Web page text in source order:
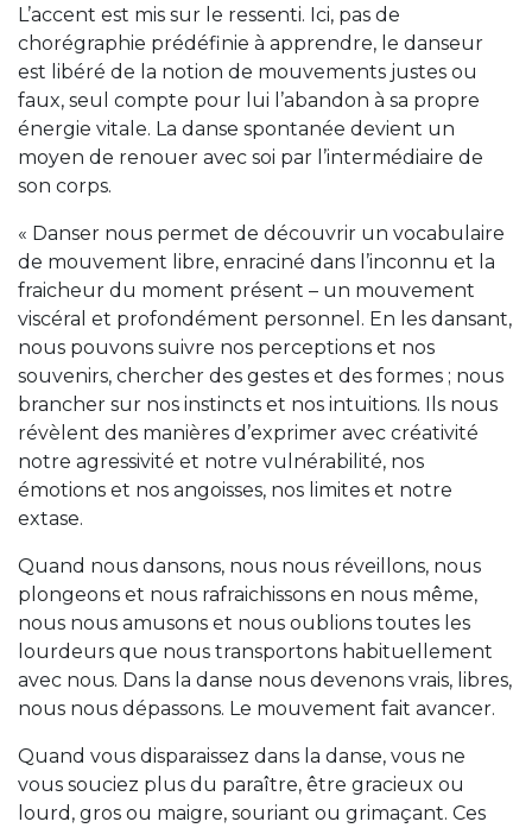
L’accent est mis sur le ressenti. Ici, pas de
chorégraphie prédéfinie à apprendre, le danseur
est libéré de la notion de mouvements justes ou
faux, seul compte pour lui l’abandon à sa propre
énergie vitale. La danse spontanée devient un
moyen de renouer avec soi par l’intermédiaire de
son corps.
« Danser nous permet de découvrir un vocabulaire
de mouvement libre, enraciné dans l’inconnu et la
fraicheur du moment présent – un mouvement
viscéral et profondément personnel. En les dansant,
nous pouvons suivre nos perceptions et nos
souvenirs, chercher des gestes et des formes ; nous
brancher sur nos instincts et nos intuitions. Ils nous
révèlent des manières d’exprimer avec créativité
notre agressivité et notre vulnérabilité, nos
émotions et nos angoisses, nos limites et notre
extase.
Quand nous dansons, nous nous réveillons, nous
plongeons et nous rafraichissons en nous même,
nous nous amusons et nous oublions toutes les
lourdeurs que nous transportons habituellement
avec nous. Dans la danse nous devenons vrais, libres,
nous nous dépassons. Le mouvement fait avancer.
Quand vous disparaissez dans la danse, vous ne
vous souciez plus du paraître, être gracieux ou
lourd, gros ou maigre, souriant ou grimaçant. Ces